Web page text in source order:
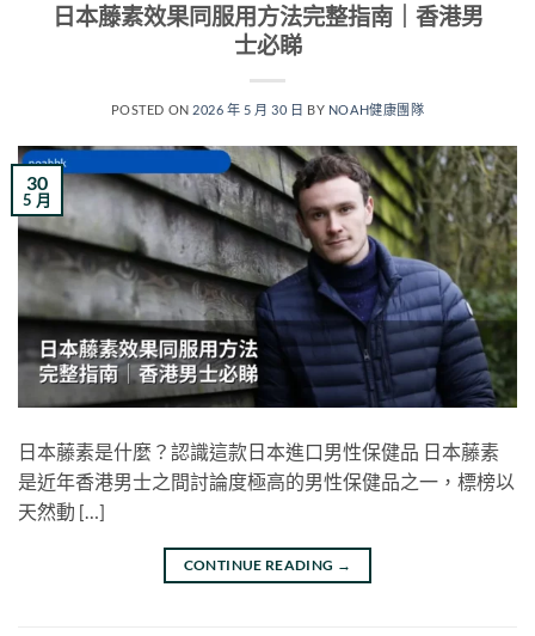
日本藤素效果同服用方法完整指南｜香港男
士必睇
POSTED ON 2026 年 5 月 30 日 BY NOAH健康團隊
30
5 月
日本藤素是什麼？認識這款日本進口男性保健品 日本藤素
是近年香港男士之間討論度極高的男性保健品之一，標榜以
天然動 […]
CONTINUE READING →